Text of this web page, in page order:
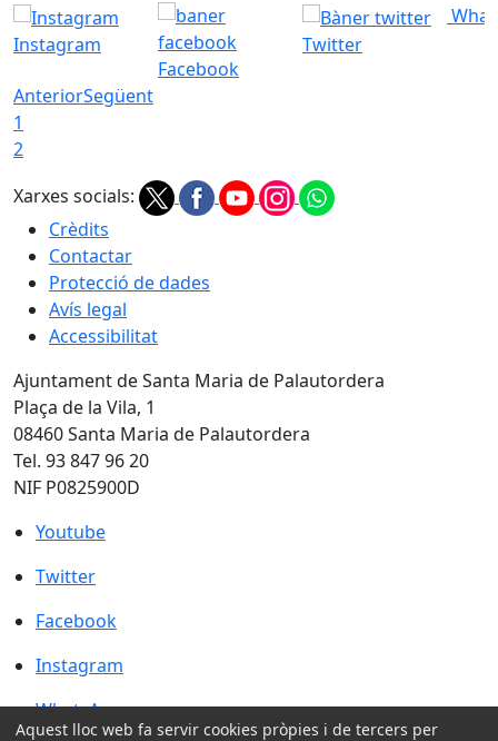
Instagram
Facebook
Twitter
AnteriorSegüent
1
2
Xarxes socials:
Crèdits
Contactar
Protecció de dades
Avís legal
Accessibilitat
Ajuntament de Santa Maria de Palautordera
Plaça de la Vila, 1
08460 Santa Maria de Palautordera
Tel. 93 847 96 20
NIF P0825900D
Youtube
Youtube
Twitter
Twitter
Facebook
Facebook
Instagram
Instagram
WhatsApp
WhatsApp
Aquest lloc web fa servir cookies pròpies i de tercers per